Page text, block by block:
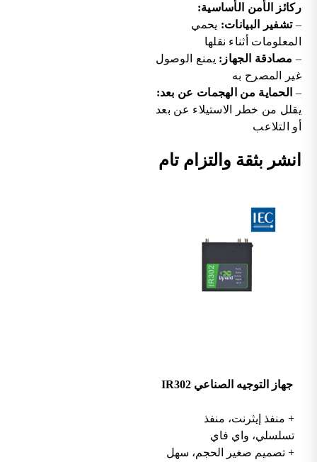
ركائز الأمن الأساسية:
–تشفير البيانات: يحمي
المعلومات أثناء نقلها
– مصادقة الجهاز: يمنع الوصول
غير المصرح به
– الحماية من الهجمات عن بعد:
يقلل من خطر الاستيلاء عن بعد
أو التلاعب
انشر بثقة والتزام تام
جهاز التوجيه الصناعي IR302
+ منفذ إيثرنت، منفذ
تسلسلي، واي فاي
+ تصميم صغير الحجم، سهل